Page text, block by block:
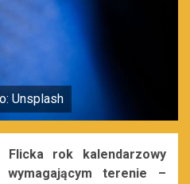
Unsplash
Flicka rok kalendarzowy
terenie –